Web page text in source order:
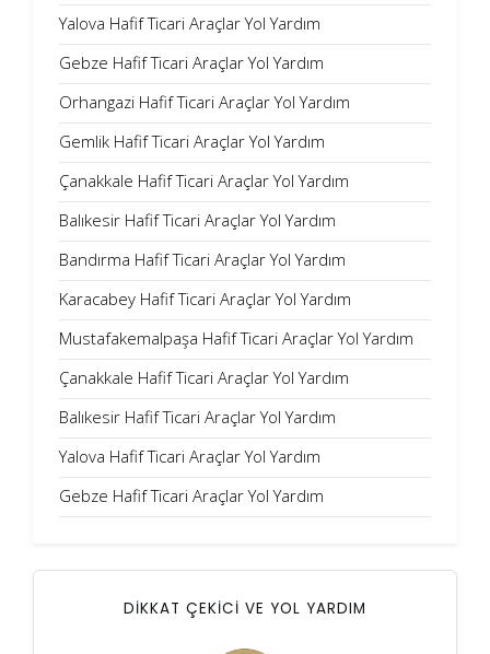
Yalova Hafif Ticari Araçlar Yol Yardım
Gebze Hafif Ticari Araçlar Yol Yardım
Orhangazi Hafif Ticari Araçlar Yol Yardım
Gemlik Hafif Ticari Araçlar Yol Yardım
Çanakkale Hafif Ticari Araçlar Yol Yardım
Balıkesir Hafif Ticari Araçlar Yol Yardım
Bandırma Hafif Ticari Araçlar Yol Yardım
Karacabey Hafif Ticari Araçlar Yol Yardım
Mustafakemalpaşa Hafif Ticari Araçlar Yol Yardım
Çanakkale Hafif Ticari Araçlar Yol Yardım
Balıkesir Hafif Ticari Araçlar Yol Yardım
Yalova Hafif Ticari Araçlar Yol Yardım
Gebze Hafif Ticari Araçlar Yol Yardım
DİKKAT ÇEKİCİ VE YOL YARDIM